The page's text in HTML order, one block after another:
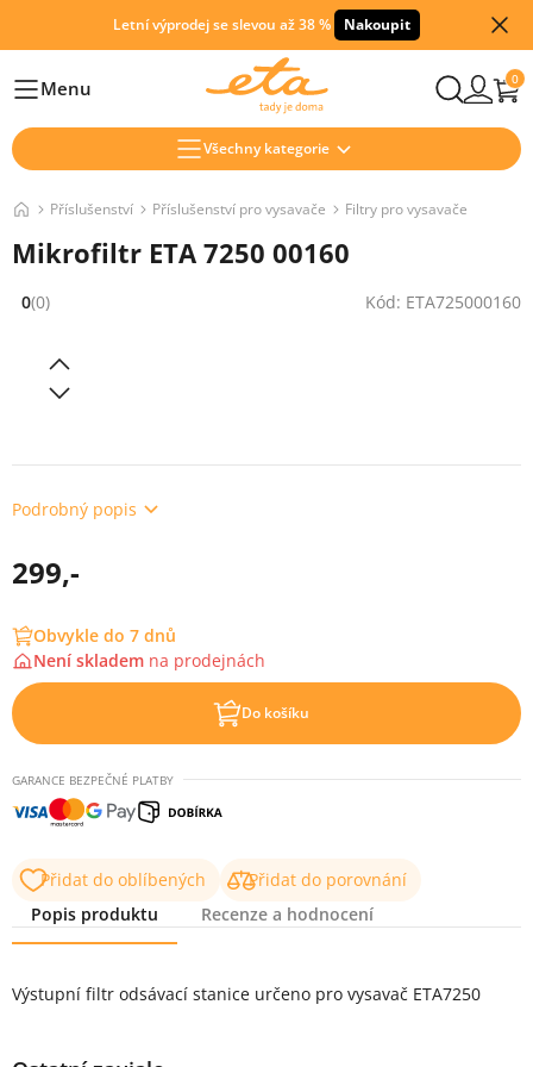
Letní výprodej se slevou až 38 % Nakoupit
HlavníMenu 0
Všechny kategorie
Příslušenství Příslušenství pro vysavače Filtry pro vysavače
Mikrofiltr ETA 7250 00160
Hodnocení: 0 z 5 (0 recenzí)
0(0) Kód: ETA725000160
Podrobný popis
299,-
Obvykle do 7 dnů
Není skladem na prodejnách
Do košíku
GARANCE BEZPEČNÉ PLATBY
Přidat do oblíbených
Přidat do porovnání
Popis produktu
Recenze a hodnocení
Výstupní filtr odsávací stanice určeno pro vysavač ETA7250